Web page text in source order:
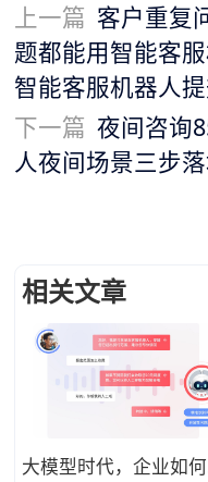
上一篇 客户重复
题都能用智能客
智能客服机器人
下一篇 夜间咨询
人夜间场景三步
相关文章